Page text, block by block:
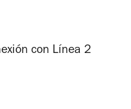
con Línea 2